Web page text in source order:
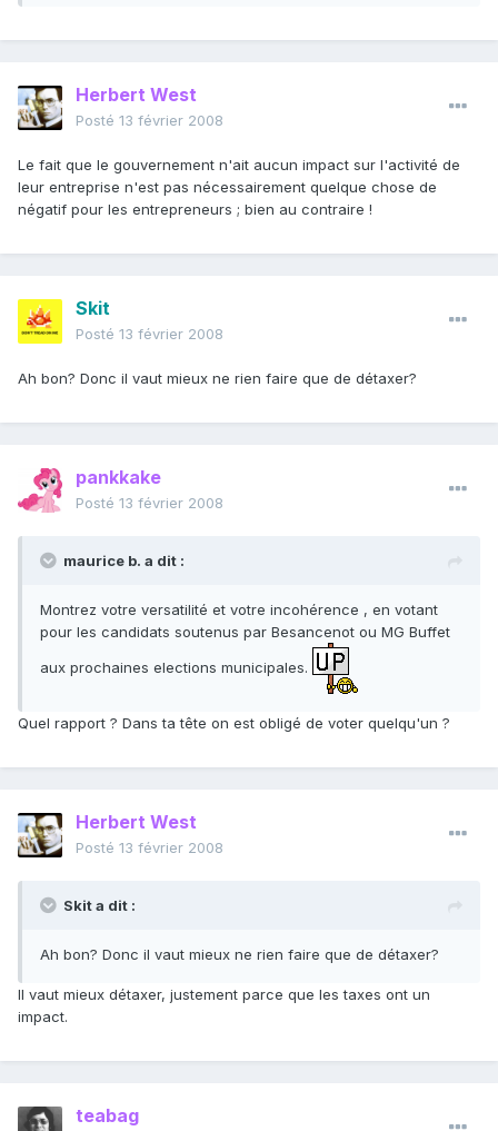
Herbert West
Posté 13 février 2008
Le fait que le gouvernement n'ait aucun impact sur l'activité de
leur entreprise n'est pas nécessairement quelque chose de
négatif pour les entrepreneurs ; bien au contraire !
Skit
Posté 13 février 2008
Ah bon? Donc il vaut mieux ne rien faire que de détaxer?
pankkake
Posté 13 février 2008
maurice b. a dit :
Montrez votre versatilité et votre incohérence , en votant
pour les candidats soutenus par Besancenot ou MG Buffet
aux prochaines elections municipales.
Quel rapport ? Dans ta tête on est obligé de voter quelqu'un ?
Herbert West
Posté 13 février 2008
Skit a dit :
Ah bon? Donc il vaut mieux ne rien faire que de détaxer?
Il vaut mieux détaxer, justement parce que les taxes ont un
impact.
teabag